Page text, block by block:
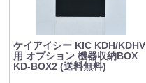
ケイアイシー KIC KDH/KDHV
用 オプション 機器収納BOX
KD-BOX2 (送料無料)